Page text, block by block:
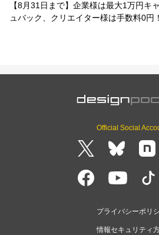
【8月31日まで】企業様は最大1万円キ
ュバック、クリエイター様は手数料0円！
Official Social
プライバシーポリ
情報セキュリティ